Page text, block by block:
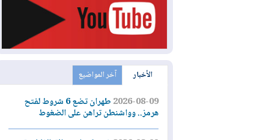
الأخبار آخر المواضيع
2026-08-09 طهران تضع 6 شروط لفتح
هرمز.. وواشنطن تراهن على الضغوط